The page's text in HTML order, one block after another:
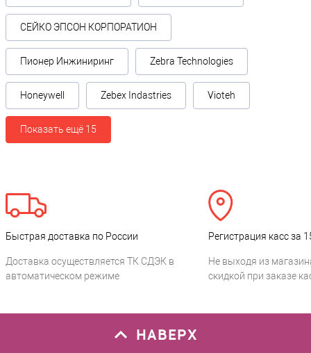
СЕЙКО ЭПСОН КОРПОРАТИОН
Пионер Инжиниринг Zebra Technologies
Honeywell Zebex Indastries Vioteh
Показать ещё 15
Быстрая доставка по России
Доставка осуществляется ТК СДЭК в
автоматическом режиме
Регистрация касс за
Не выходя из
скидкой при заказе
НАВЕРХ